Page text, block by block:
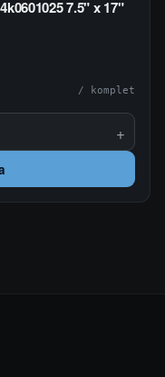
7.5" x 17"
/ komplet
+